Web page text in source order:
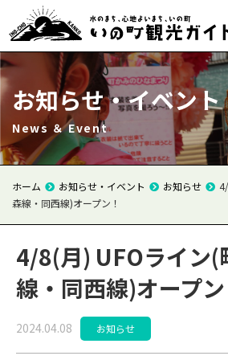
お知らせ・イベント
News ＆ Event
ホーム お知らせ・イベント お知らせ
森線・同西線)オープン！
4/8(月) UFOライン(
線・同西線)オープン
2024.04.08 お知らせ